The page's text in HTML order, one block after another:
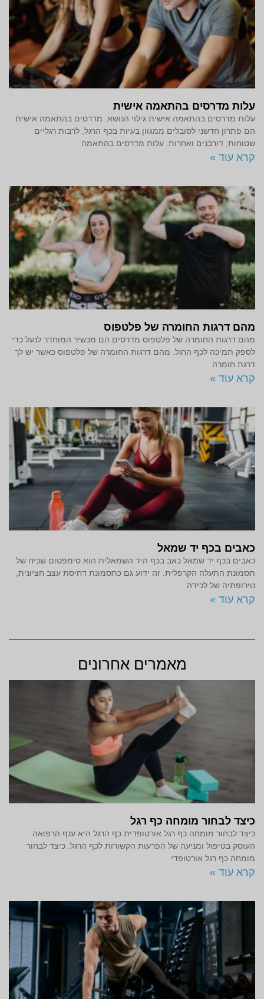
עלות מדרסים בהתאמה אישית
עלות מדרסים בהתאמה אישית גילוי הנושא. מדרסים בהתאמה אישית
הם פתרון חדשני לסובלים ממגוון בעיות בכף הרגל, לרבות רגליים
שטוחות, דורבנים ואחרות. עלות מדרסים בהתאמה
קרא עוד »
מהם דרגות החומרה של פלטפוס
מהם דרגות החומרה של פלטפוס מדרסים הם מכשיר המוחדר לנעל כדי
לספק תמיכה לכף הרגל. מהם דרגות החומרה של פלטפוס כאשר יש לך
דרגת חומרה
קרא עוד »
כאבים בכף יד שמאל
כאבים בכף יד שמאל כאב בכף היד השמאלית הוא סימפטום שכיח של
תסמונת התעלה הקרפלית. זה ידוע גם כתסמונת דחיסת עצב חציונית,
נוירופתיה של לכידה
קרא עוד »
מאמרים אחרונים
כיצד לבחור מומחה כף רגל
כיצד לבחור מומחה כף רגל אורטופדית כף הרגל היא ענף הרפואה
העוסק בטיפול ומניעה של הפרעות הקשורות לכף הרגל. כיצד לבחור
מומחה כף רגל אורטופדי
קרא עוד »